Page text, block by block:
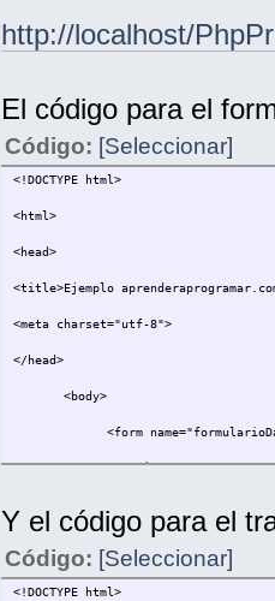
http://localhost/
El código para el
Código: [Seleccionar]
<!DOCTYPE html>
<html>
<head>
<title>Ejemplo
<meta charset="utf-8">
</head>
<body>
<form name="formularioDatos"
<p> CÁLCULO DEL TIEMPO EN
Introduzca el caudal
<br/> <br/>
Y el código para el
Código: [Seleccionar]
<!DOCTYPE html>